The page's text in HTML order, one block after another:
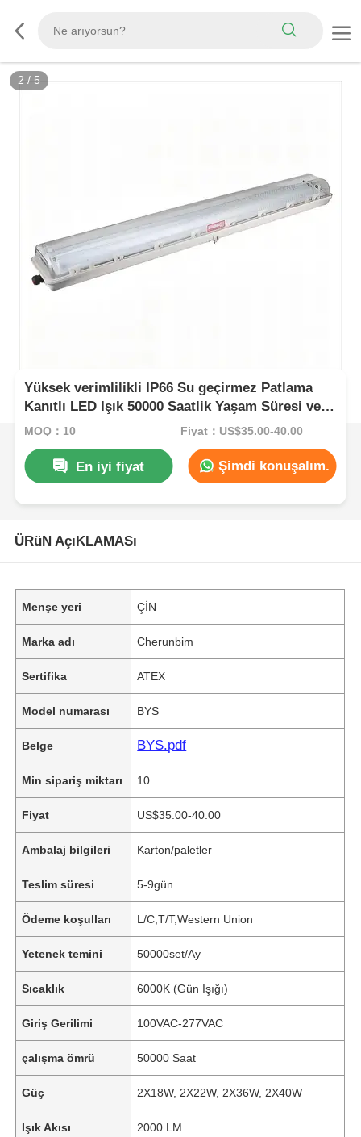
2 / 5
Yüksek verimlilikli IP66 Su geçirmez Patlama
Kanıtlı LED Işık 50000 Saatlik Yaşam Süresi ve
Korozyona Dirençli Tasarım
MOQ：10 Fiyat：US$35.00-40.00
En iyi fiyat Şimdi konuşalım.
ÜRüN AçıKLAMASı
Menşe yeri ÇİN
Marka adı Cherunbim
Sertifika ATEX
Model numarası BYS
Belge BYS.pdf
Min sipariş miktarı 10
Fiyat US$35.00-40.00
Ambalaj bilgileri Karton/paletler
Teslim süresi 5-9gün
Ödeme koşulları L/C,T/T,Western Union
Yetenek temini 50000set/Ay
Sıcaklık 6000K (Gün Işığı)
Giriş Gerilimi 100VAC-277VAC
çalışma ömrü 50000 Saat
Güç 2X18W, 2X22W, 2X36W, 2X40W
Işık Akısı 2000 LM